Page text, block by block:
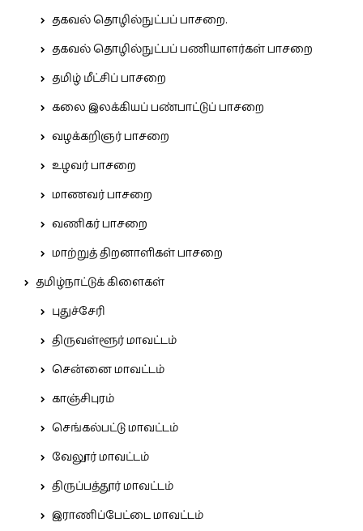
தகவல் தொழில்நுட்பப் பாசறை.
தகவல் தொழில்நுட்பப் பணியாளர்கள் பாசறை
தமிழ் மீட்சிப் பாசறை
கலை இலக்கியப் பண்பாட்டுப் பாசறை
வழக்கறிஞர் பாசறை
உழவர் பாசறை
மாணவர் பாசறை
வணிகர் பாசறை
மாற்றுத் திறனாளிகள் பாசறை
தமிழ்நாட்டுக் கிளைகள்
புதுச்சேரி
திருவள்ளூர் மாவட்டம்
சென்னை மாவட்டம்
காஞ்சிபுரம்
செங்கல்பட்டு மாவட்டம்
வேலூர் மாவட்டம்
திருப்பத்தூர் மாவட்டம்
இராணிப்பேட்டை மாவட்டம்